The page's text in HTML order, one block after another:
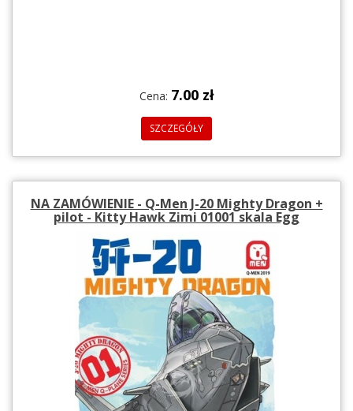
Cena: 7.00 zł
SZCZEGÓŁY
NA ZAMÓWIENIE - Q-Men J-20 Mighty Dragon +
pilot - Kitty Hawk Zimi 01001 skala Egg